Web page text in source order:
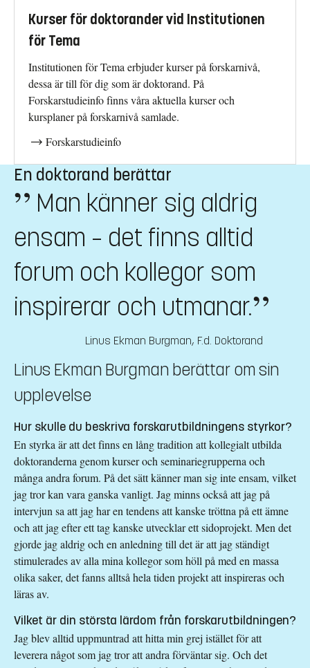
Kurser för doktorander vid Institutionen
för Tema
Institutionen för Tema erbjuder kurser på forskarnivå,
dessa är till för dig som är doktorand. På
Forskarstudieinfo finns våra aktuella kurser och
kursplaner på forskarnivå samlade.
Forskarstudieinfo
En doktorand berättar
Man känner sig aldrig
ensam – det finns alltid
forum och kollegor som
inspirerar och utmanar.
Linus Ekman Burgman, F.d. Doktorand
Linus Ekman Burgman berättar om sin
upplevelse
Hur skulle du beskriva forskarutbildningens styrkor?
En styrka är att det finns en lång tradition att kollegialt utbilda
doktoranderna genom kurser och seminariegrupperna och
många andra forum. På det sätt känner man sig inte ensam, vilket
jag tror kan vara ganska vanligt. Jag minns också att jag på
intervjun sa att jag har en tendens att kanske tröttna på ett ämne
och att jag efter ett tag kanske utvecklar ett sidoprojekt. Men det
gjorde jag aldrig och en anledning till det är att jag ständigt
stimulerades av alla mina kollegor som höll på med en massa
olika saker, det fanns alltså hela tiden projekt att inspireras och
läras av.
Vilket är din största lärdom från forskarutbildningen?
Jag blev alltid uppmuntrad att hitta min grej istället för att
leverera något som jag tror att andra förväntar sig. Och det